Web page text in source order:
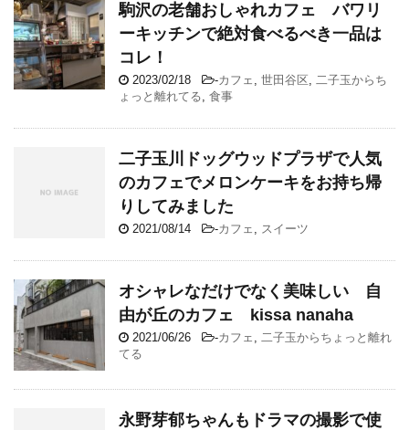
駒沢の老舗おしゃれカフェ バワリ
ーキッチンで絶対食べるべき一品は
コレ！
2023/02/18 -カフェ , 世田谷区, 二子玉からち
ょっと離れてる, 食事
二子玉川ドッグウッドプラザで人気
のカフェでメロンケーキをお持ち帰
りしてみました
2021/08/14 -カフェ , スイーツ
オシャレなだけでなく美味しい 自
由が丘のカフェ kissa nanaha
2021/06/26 -カフェ , 二子玉からちょっと離れ
てる
永野芽郁ちゃんもドラマの撮影で使